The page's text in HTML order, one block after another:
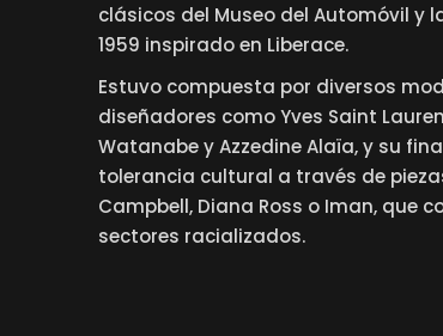
clásicos del Museo del Automóvil y
1959 inspirado en Liberace.
Estuvo compuesta por diversos
diseñadores como Yves Saint
Watanabe y Azzedine Alaïa, y su
tolerancia cultural a través de
Campbell, Diana Ross o Iman, que
sectores racializados.